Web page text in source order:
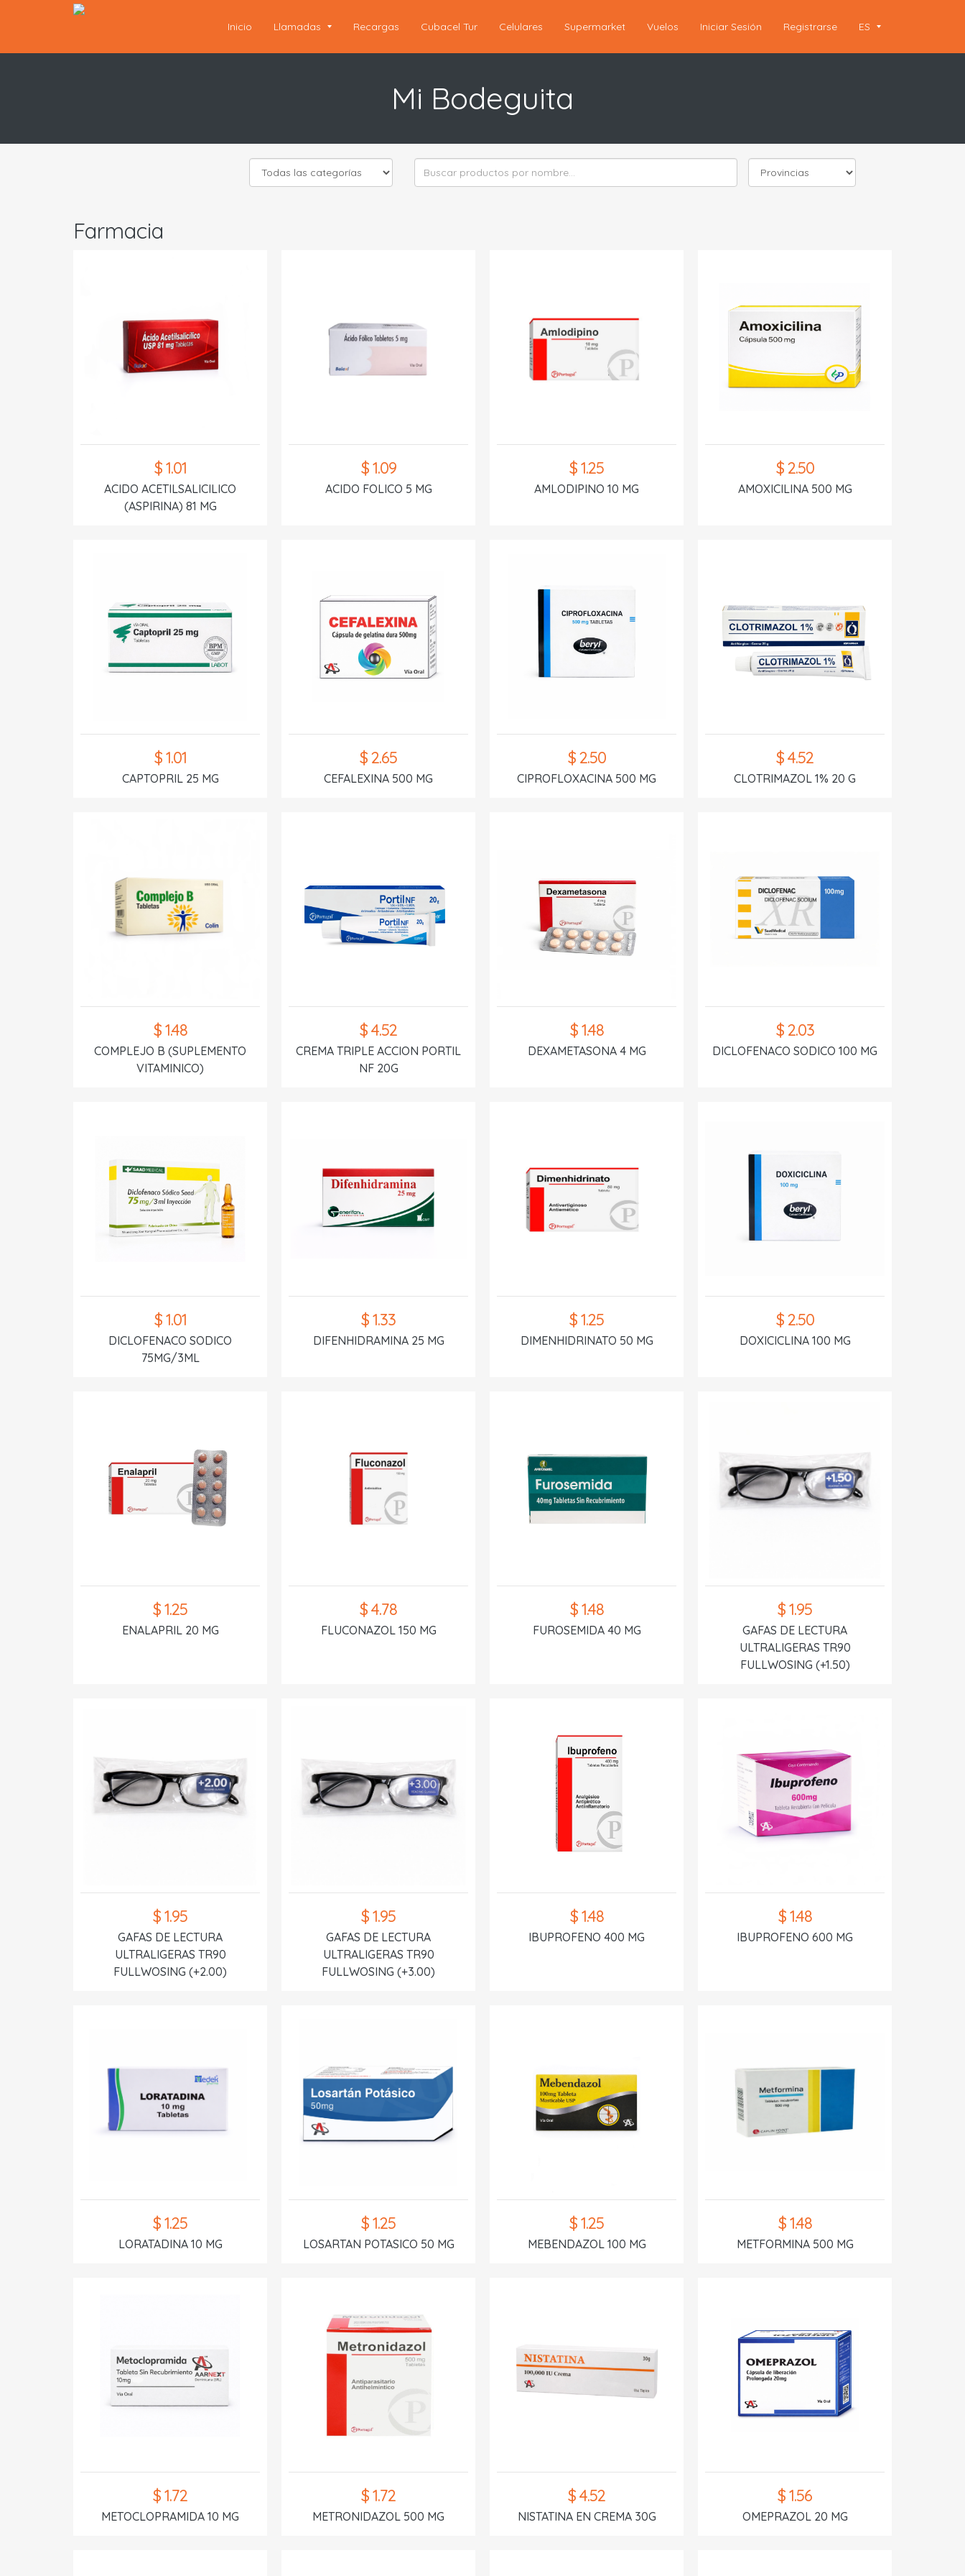
Inicio Llamadas Recargas Cubacel Tur Celulares Supermarket Vuelos Iniciar Sesión Registrarse ES
Mi Bodeguita
Farmacia
$ 1.01
ACIDO ACETILSALICILICO
(ASPIRINA) 81 MG
$ 1.09
ACIDO FOLICO 5 MG
$ 1.25
AMLODIPINO 10 MG
$ 2.50
AMOXICILINA 500 MG
$ 1.01
CAPTOPRIL 25 MG
$ 2.65
CEFALEXINA 500 MG
$ 2.50
CIPROFLOXACINA 500 MG
$ 4.52
CLOTRIMAZOL 1% 20 G
$ 1.48
COMPLEJO B (SUPLEMENTO
VITAMINICO)
$ 4.52
CREMA TRIPLE ACCION PORTIL
NF 20G
$ 1.48
DEXAMETASONA 4 MG
$ 2.03
DICLOFENACO SODICO 100 MG
$ 1.01
DICLOFENACO SODICO
75MG/3ML
$ 1.33
DIFENHIDRAMINA 25 MG
$ 1.25
DIMENHIDRINATO 50 MG
$ 2.50
DOXICICLINA 100 MG
$ 1.25
ENALAPRIL 20 MG
$ 4.78
FLUCONAZOL 150 MG
$ 1.48
FUROSEMIDA 40 MG
$ 1.95
GAFAS DE LECTURA
ULTRALIGERAS TR90
FULLWOSING (+1.50)
$ 1.95
GAFAS DE LECTURA
ULTRALIGERAS TR90
FULLWOSING (+2.00)
$ 1.95
GAFAS DE LECTURA
ULTRALIGERAS TR90
FULLWOSING (+3.00)
$ 1.48
IBUPROFENO 400 MG
$ 1.48
IBUPROFENO 600 MG
$ 1.25
LORATADINA 10 MG
$ 1.25
LOSARTAN POTASICO 50 MG
$ 1.25
MEBENDAZOL 100 MG
$ 1.48
METFORMINA 500 MG
$ 1.72
METOCLOPRAMIDA 10 MG
$ 1.72
METRONIDAZOL 500 MG
$ 4.52
NISTATINA EN CREMA 30G
$ 1.56
OMEPRAZOL 20 MG